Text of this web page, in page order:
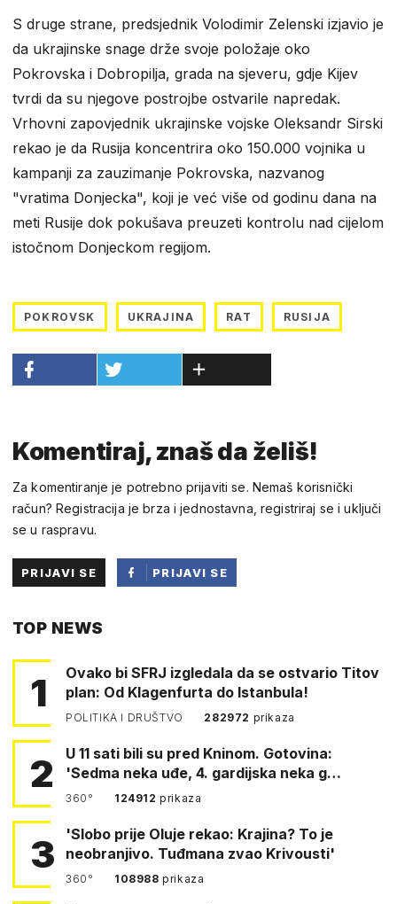
S druge strane, predsjednik Volodimir Zelenski izjavio je
da ukrajinske snage drže svoje položaje oko
Pokrovska i Dobropilja, grada na sjeveru, gdje Kijev
tvrdi da su njegove postrojbe ostvarile napredak.
Vrhovni zapovjednik ukrajinske vojske Oleksandr Sirski
rekao je da Rusija koncentrira oko 150.000 vojnika u
kampanji za zauzimanje Pokrovska, nazvanog
"vratima Donjecka", koji je već više od godinu dana na
meti Rusije dok pokušava preuzeti kontrolu nad cijelom
istočnom Donjeckom regijom.
POKROVSK UKRAJINA RAT RUSIJA
Komentiraj, znaš da želiš!
Za komentiranje je potrebno prijaviti se. Nemaš korisnički
račun? Registracija je brza i jednostavna, registriraj se i uključi
se u raspravu.
PRIJAVI SE
PRIJAVI SE
TOP NEWS
1
Ovako bi SFRJ izgledala da se ostvario Titov
plan: Od Klagenfurta do Istanbula!
POLITIKA I DRUŠTVO 282972 prikaza
2
U 11 sati bili su pred Kninom. Gotovina:
'Sedma neka uđe, 4. gardijska neka g…
360° 124912prikaza
3
'Slobo prije Oluje rekao: Krajina? To je
neobranjivo. Tuđmana zvao Krivousti'
360° 108988prikaza